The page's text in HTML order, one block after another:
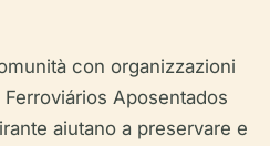
con organizzazioni
Aposentados
aiutano a preservare e